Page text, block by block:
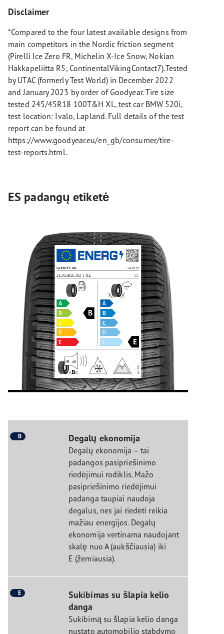
Disclaimer
*Compared to the four latest available designs from
main competitors in the Nordic friction segment
(Pirelli Ice Zero FR, Michelin X-Ice Snow, Nokian
Hakkapeliitta R5, ContinentalVikingContact7).Tested
by UTAC (formerly Test World) in December 2022
and January 2023 by order of Goodyear. Tire size
tested 245/45R18 100T&H XL, test car BMW 520i,
test location: Ivalo, Lapland. Full details of the test
report can be found at
https://www.goodyear.eu/en_gb/consumer/tire-
test-reports.html.
ES padangų etiketė
B Degalų ekonomija
Degalų ekonomija – tai
padangos pasipriešinimo
riedėjimui rodiklis. Mažo
pasipriešinimo riedėjimui
padanga taupiai naudoja
degalus, nes jai riedėti reikia
mažiau energijos. Degalų
ekonomija vertinama naudojant
skalę nuo A (aukščiausia) iki
E (žemiausia).
E
Sukibimas su šlapia kelio
danga
Sukibimą su šlapia kelio danga
nustato automobilio stabdymo